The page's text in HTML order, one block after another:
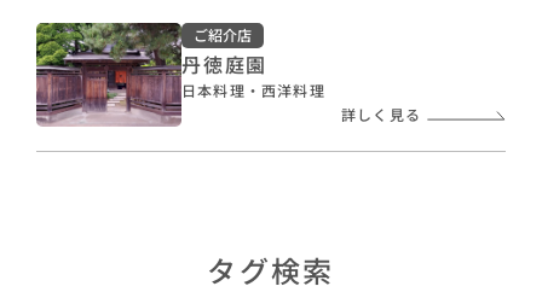
ご紹介店
丹徳庭園
日本料理・西洋料理
詳しく見る
タグ検索